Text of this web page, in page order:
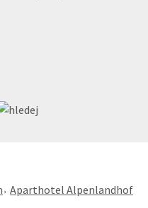
Aparthotel Alpenlandhof